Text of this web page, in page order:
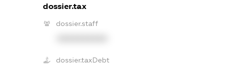
dossier.tax
dossier.staff
dossier.taxDebt